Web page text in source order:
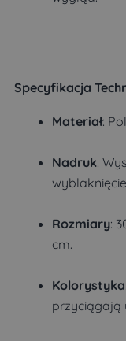
Specyfikacja
Materiał:
Nadruk:
Rozmiary:
cm.
Kolorystyka
przyciągają